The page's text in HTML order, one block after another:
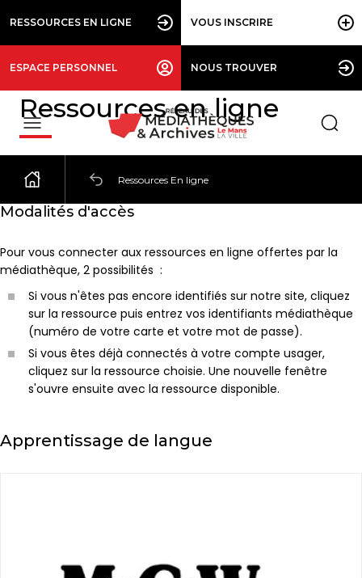
RESSOURCES EN LIGNE VOUS INSCRIRE
ESPACE PERSONNEL NOUS TROUVER
Ressources En ligne
Ressources en ligne
Modalités d'accès
Pour vous connecter aux ressources en ligne offertes par la
médiathèque, 2 possibilités :
Si vous n'êtes pas encore identifiés sur notre site, cliquez
sur la ressource puis entrez vos identifiants médiathèque
(numéro de votre carte et votre mot de passe).
Si vous êtes déjà connectés à votre compte usager,
cliquez sur la ressource choisie. Une nouvelle fenêtre
s'ouvre ensuite avec la ressource disponible.
Apprentissage de langue